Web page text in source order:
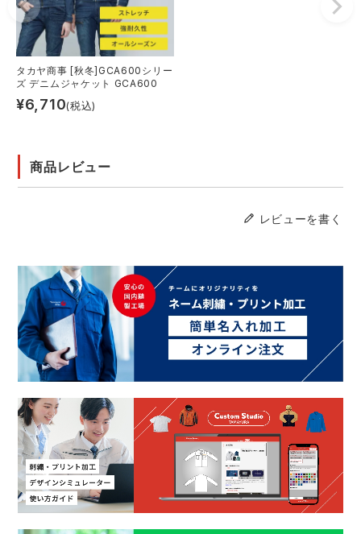
タカヤ商事 [秋冬]GCA600シリー
ズ デニムジャケット GCA600
¥6,710(税込)
商品レビュー
レビューを書く